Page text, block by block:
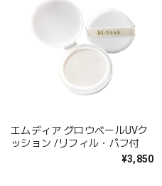
エムディア グロウベールUVク
ッション /リフィル・パフ付
¥3,850